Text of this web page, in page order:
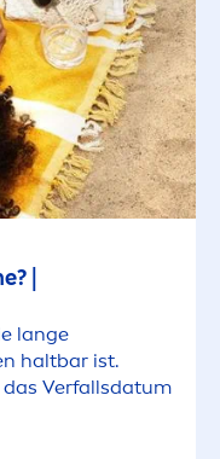
? |
lange
haltbar ist.
Verfallsdatum